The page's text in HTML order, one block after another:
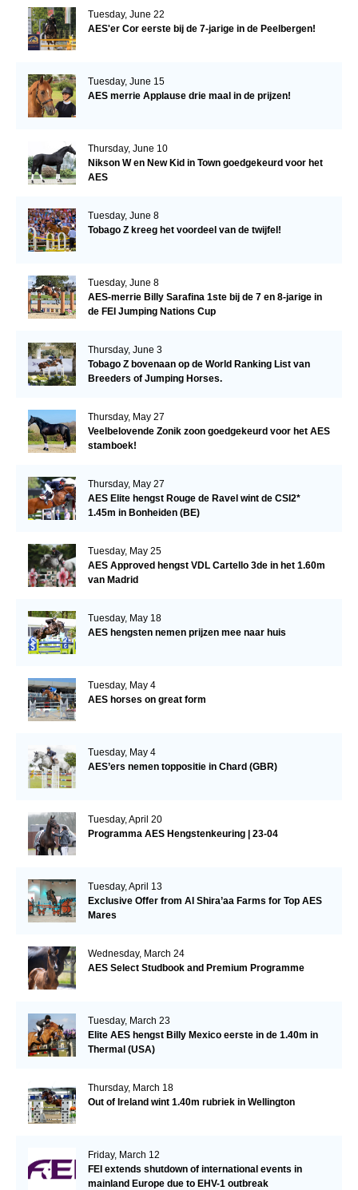
Tuesday, June 22
AES'er Cor eerste bij de 7-jarige in de Peelbergen!
Tuesday, June 15
AES merrie Applause drie maal in de prijzen!
Thursday, June 10
Nikson W en New Kid in Town goedgekeurd voor het
AES
Tuesday, June 8
Tobago Z kreeg het voordeel van de twijfel!
Tuesday, June 8
AES-merrie Billy Sarafina 1ste bij de 7 en 8-jarige in
de FEI Jumping Nations Cup
Thursday, June 3
Tobago Z bovenaan op de World Ranking List van
Breeders of Jumping Horses.
Thursday, May 27
Veelbelovende Zonik zoon goedgekeurd voor het AES
stamboek!
Thursday, May 27
AES Elite hengst Rouge de Ravel wint de CSI2*
1.45m in Bonheiden (BE)
Tuesday, May 25
AES Approved hengst VDL Cartello 3de in het 1.60m
van Madrid
Tuesday, May 18
AES hengsten nemen prijzen mee naar huis
Tuesday, May 4
AES horses on great form
Tuesday, May 4
AES’ers nemen toppositie in Chard (GBR)
Tuesday, April 20
Programma AES Hengstenkeuring | 23-04
Tuesday, April 13
Exclusive Offer from Al Shira’aa Farms for Top AES
Mares
Wednesday, March 24
AES Select Studbook and Premium Programme
Tuesday, March 23
Elite AES hengst Billy Mexico eerste in de 1.40m in
Thermal (USA)
Thursday, March 18
Out of Ireland wint 1.40m rubriek in Wellington
Friday, March 12
FEI extends shutdown of international events in
mainland Europe due to EHV-1 outbreak